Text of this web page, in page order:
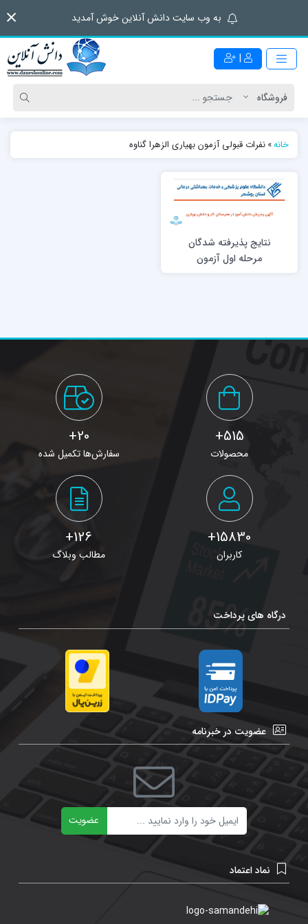
به وب سایت دانش آنلاین خوش آمدید
|
خانه»نفرات قبولی آزمون بهیاری الزهرا گناوه
نتایج پذیرفته شدگان
مرحله اول آزمون
ورودی بهیاری 1396
515+
محصولات
20+
سفارش‌ها تکمیل شده
15830+
کاربران
126+
مطالب وبلاگ
درگاه های پرداخت
عضویت در خبرنامه
عضویت
نماد اعتماد